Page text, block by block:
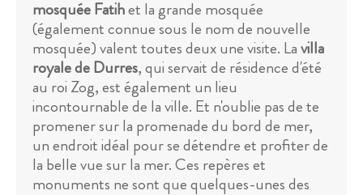
mosquée Fatihet la grande mosquée
(également connue sous le nom de nouvelle
mosquée) valent toutes deux une visite. Lavilla
royale de Durres, qui servait de résidence d'été
au roi Zog, est également un lieu
incontournable de la ville. Et n'oublie pas de te
promener sur la promenade du bord de mer,
un endroit idéal pour se détendre et profiter de
la belle vue sur la mer. Ces repères et
monuments ne sont que quelques-unes des